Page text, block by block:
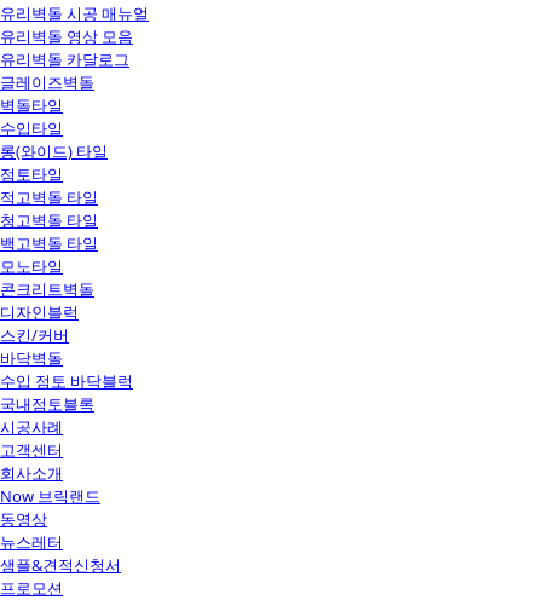
유리벽돌 시공 매뉴얼
유리벽돌 영상 모음
유리벽돌 카달로그
글레이즈벽돌
벽돌타일
수입타일
롱(와이드) 타일
점토타일
적고벽돌 타일
청고벽돌 타일
백고벽돌 타일
모노타일
콘크리트벽돌
디자인블럭
스킨/커버
바닥벽돌
수입 점토 바닥블럭
국내점토블록
시공사례
고객센터
회사소개
Now 브릭랜드
동영상
뉴스레터
샘플&견적신청서
프로모션